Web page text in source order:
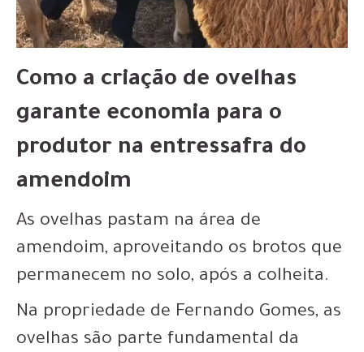
Como a criação de ovelhas
garante economia para o
produtor na entressafra do
amendoim
As ovelhas pastam na área de
amendoim, aproveitando os brotos que
permanecem no solo, após a colheita.
Na propriedade de Fernando Gomes, as
ovelhas são parte fundamental da